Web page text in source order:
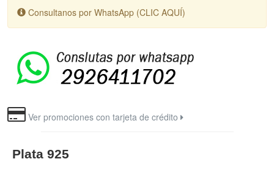
Consultanos por WhatsApp (CLIC AQUÍ)
Ver promociones con tarjeta de crédito
Plata 925